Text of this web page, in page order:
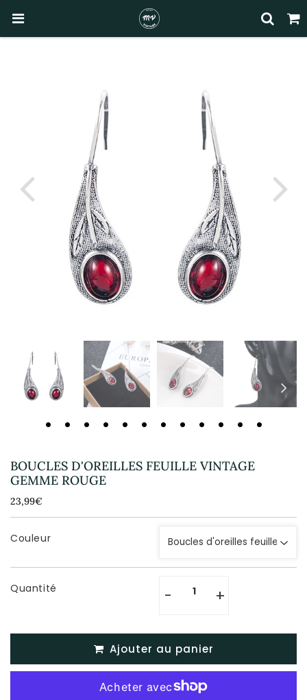
BOUCLES D'OREILLES FEUILLE VINTAGE
GEMME ROUGE
23,99€
Unit
price
Couleur
Quantité - +
Ajouter au panier